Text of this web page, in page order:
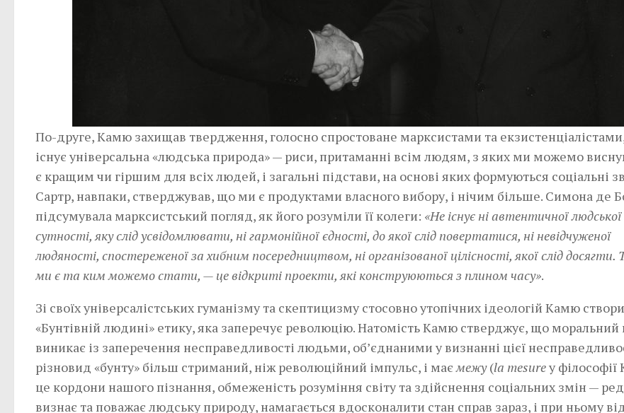
По-друге, Камю захищав твердження, голосно спростоване марксистами та
існує універсальна «людська природа» — риси, притаманні всім людям, з яких ми можемо
є кращим чи гіршим для всіх людей, і загальні підстави, на основі яких формуються соціальні
Сартр, навпаки, стверджував, що ми є продуктами власного вибору, і нічим більше. Симона де
підсумувала марксистський погляд, як його розуміли її колеги: «Не існує ні автентичної людської
сутності, яку слід усвідомлювати, ні гармонійної єдності, до якої слід повертатися, ні невідчуженої
людяності, спостереженої за хибним посередництвом, ні організованої цілісності, якої слід досягти.
ми є та ким можемо стати, — це відкриті проекти, які конструюються з плином часу».
Зі своїх універсалістських гуманізму та скептицизму стосовно утопічних ідеологій Камю
«Бунтівній людині» етику, яка заперечує революцію. Натомість Камю стверджує, що моральний
виникає із заперечення несправедливості людьми, об’єднаними у визнанні цієї
різновид «бунту» більш стриманий, ніж революційний імпульс, і маємежу(la mesureу
це кордони нашого пізнання, обмеженість розуміння світу та здійснення соціальних змін —
визнає та поважає людську природу, намагається вдосконалити стан справ зараз, і при ньому